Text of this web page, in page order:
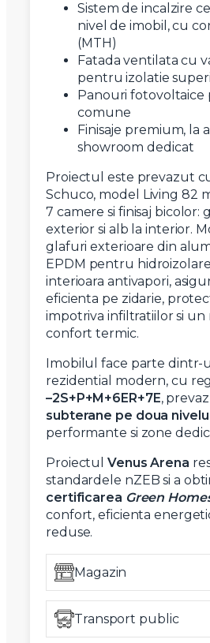
Sistem de incalzire
nivel de imobil, cu
(MTH)
Fatada ventilata cu
pentru izolatie
Panouri fotovoltaice
comune
Finisaje premium, la
showroom dedicat
Proiectul este prevazut
Schuco, model Living 82
7 camere si finisaj bicolor:
exterior si alb la interior.
glafuri exterioare din
EPDM pentru
interioara antivapori,
eficienta pe zidarie,
impotriva infiltratiilor si un
confort termic.
Imobilul face parte dintr-
rezidential modern, cu
–2S+P+M+6ER+7E,
subterane pe doua
performante si zone
Proiectul Venus Arena
standardele nZEB si a
certificarea Green
confort, eficienta
reduse.
Magazin
Transport public